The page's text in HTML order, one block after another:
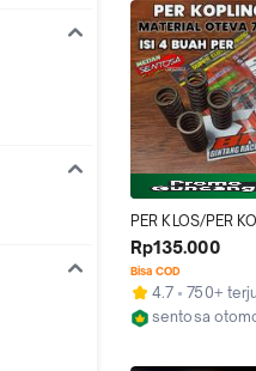
PER KLOS/PER
BRT OTEVA 75
KLX150/
150/VIXION/MX/
RO/NINJA R -
BINTANG RACING
Rp135.000
Bisa COD
4.7
750+
sentosa